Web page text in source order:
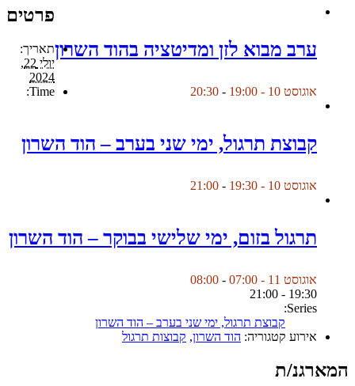
ערב מבוא לזן ומדיטציה בהוד השרון
אוגוסט 10 - 19:00 -
20:30
קבוצת תרגול, ימי שני בערב – הוד השרון
אוגוסט 10 - 19:30 -
21:00
תרגול בזום, ימי שלישי בבוקר – הוד השרון
אוגוסט 11 - 07:00 -
08:00
פרטים
תאריך:
יולי 22,
2024
Time:
19:30 - 21:00
Series:
קבוצת תרגול, ימי שני בערב – הוד השרון
אירוע קטגוריה: הוד השרון, קבוצות תרגול
המארגנ/ת